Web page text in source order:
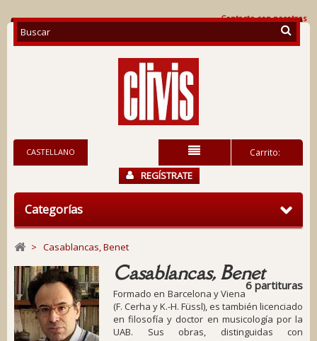
Contacte con nosotros
Carrito:
CASTELLANO
REGÍSTRATE
Categorías
> Casablancas, Benet
Casablancas, Benet
6 partituras
Formado en Barcelona y Viena
(F. Cerha y K.-H. Füssl), es también licenciado
en filosofía y doctor en musicología por la
UAB. Sus obras, distinguidas con